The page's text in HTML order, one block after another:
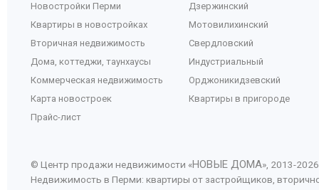
Новостройки Перми
Квартиры в новостройках
Вторичная недвижимость
Дома, коттеджи, таунхаусы
Коммерческая недвижимость
Карта новостроек
Прайс-лист
Дзержинский
Мотовилихинский
Свердловский
Индустриальный
Орджоникидзевский
Квартиры в пригороде
© Центр продажи недвижимости «НОВЫЕ ДОМА», 2013-2026
Недвижимость в Перми: квартиры от застройщиков,